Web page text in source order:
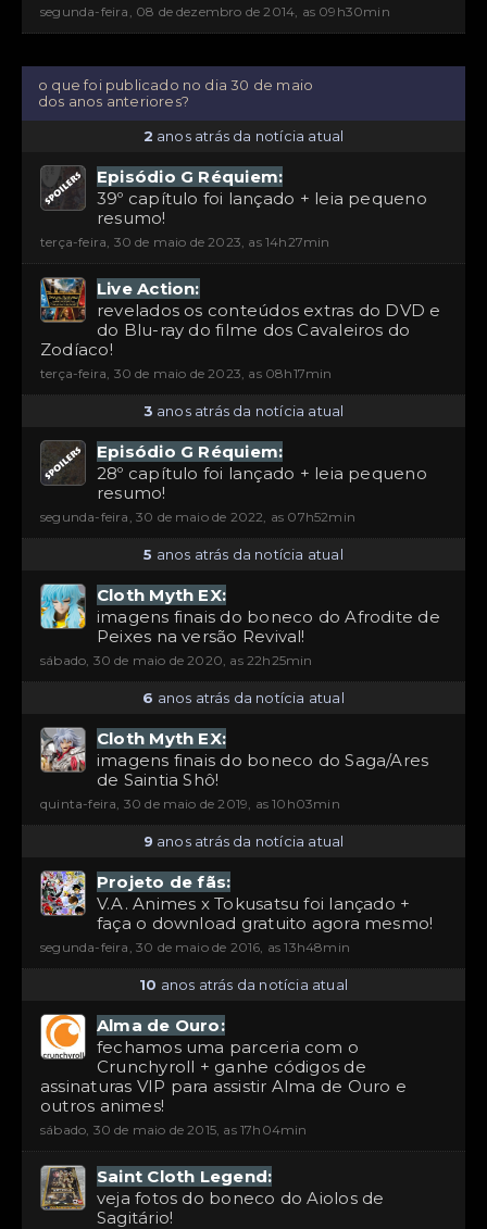
segunda-feira, 08 de dezembro de 2014, as 09h30min
o que foi publicado no dia 30 de maio
dos anos anteriores?
2 anos atrás da notícia atual
Episódio G Réquiem:
39º capítulo foi lançado + leia pequeno
resumo!
terça-feira, 30 de maio de 2023, as 14h27min
Live Action:
revelados os conteúdos extras do DVD e
do Blu-ray do filme dos Cavaleiros do
Zodíaco!
terça-feira, 30 de maio de 2023, as 08h17min
3 anos atrás da notícia atual
Episódio G Réquiem:
28º capítulo foi lançado + leia pequeno
resumo!
segunda-feira, 30 de maio de 2022, as 07h52min
5 anos atrás da notícia atual
Cloth Myth EX:
imagens finais do boneco do Afrodite de
Peixes na versão Revival!
sábado, 30 de maio de 2020, as 22h25min
6 anos atrás da notícia atual
Cloth Myth EX:
imagens finais do boneco do Saga/Ares
de Saintia Shô!
quinta-feira, 30 de maio de 2019, as 10h03min
9 anos atrás da notícia atual
Projeto de fãs:
V.A. Animes x Tokusatsu foi lançado +
faça o download gratuito agora mesmo!
segunda-feira, 30 de maio de 2016, as 13h48min
10 anos atrás da notícia atual
Alma de Ouro:
fechamos uma parceria com o
Crunchyroll + ganhe códigos de
assinaturas VIP para assistir Alma de Ouro e
outros animes!
sábado, 30 de maio de 2015, as 17h04min
Saint Cloth Legend:
veja fotos do boneco do Aiolos de
Sagitário!